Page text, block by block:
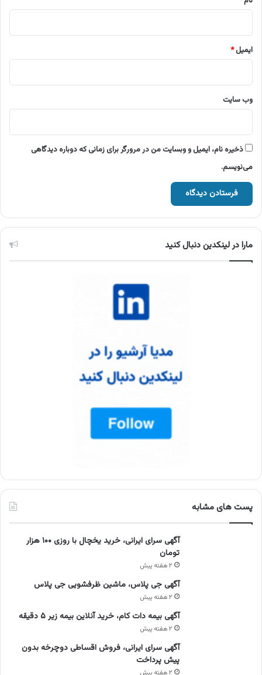
ایمیل*
وب‌ سایت
ذخیره نام، ایمیل و وبسایت من در مرورگر برای زمانی که دوباره دیدگاهی
می‌نویسم.
مارا در لینکدین دنبال کنید
پست های مشابه
آگهی سرای ایرانی، خرید یخچال با روزی ۱۰۰ هزار
تومان
۲ هفته پیش
آگهی جی پلاس، ماشین ظرفشویی جی پلاس
۲ هفته پیش
آگهی بیمه دات کام، خرید آنلاین بیمه زیر ۵ دقیقه
۲ هفته پیش
آگهی سرای ایرانی، فروش اقساطی دوچرخه بدون
پیش پرداخت
۲ هفته پیش